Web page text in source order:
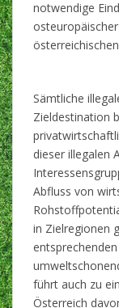
notwendige
Sämtliche
Zieldestination
dieser illegalen
Abfluss von
in Zielregionen
führt auch zu
Österreich